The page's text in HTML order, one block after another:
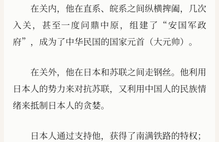
在关内，他在直系、皖系之间纵横捭阖，几次
入关，甚至一度问鼎中原，组建了“安国军政
府”，成为了中华民国的国家元首（大元帅）。
在关外，他在日本和苏联之间走钢丝。他利用
日本人的势力来对抗苏联，又利用中国人的民族情
绪来抵制日本人的贪婪。
日本人通过支持他，获得了南满铁路的特权；